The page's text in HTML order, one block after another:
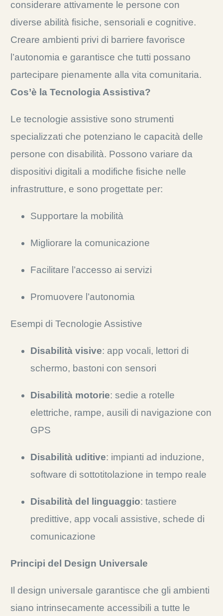
considerare attivamente le persone con
diverse abilità fisiche, sensoriali e cognitive.
Creare ambienti privi di barriere favorisce
l’autonomia e garantisce che tutti possano
partecipare pienamente alla vita comunitaria.
Cos’è la Tecnologia Assistiva?
Le tecnologie assistive sono strumenti
specializzati che potenziano le capacità delle
persone con disabilità. Possono variare da
dispositivi digitali a modifiche fisiche nelle
infrastrutture, e sono progettate per:
Supportare la mobilità
Migliorare la comunicazione
Facilitare l’accesso ai servizi
Promuovere l’autonomia
Esempi di Tecnologie Assistive
Disabilità visive: app vocali, lettori di
schermo, bastoni con sensori
Disabilità motorie: sedie a rotelle
elettriche, rampe, ausili di navigazione con
GPS
Disabilità uditive: impianti ad induzione,
software di sottotitolazione in tempo reale
Disabilità del linguaggio: tastiere
predittive, app vocali assistive, schede di
comunicazione
Principi del Design Universale
Il design universale garantisce che gli ambienti
siano intrinsecamente accessibili a tutte le